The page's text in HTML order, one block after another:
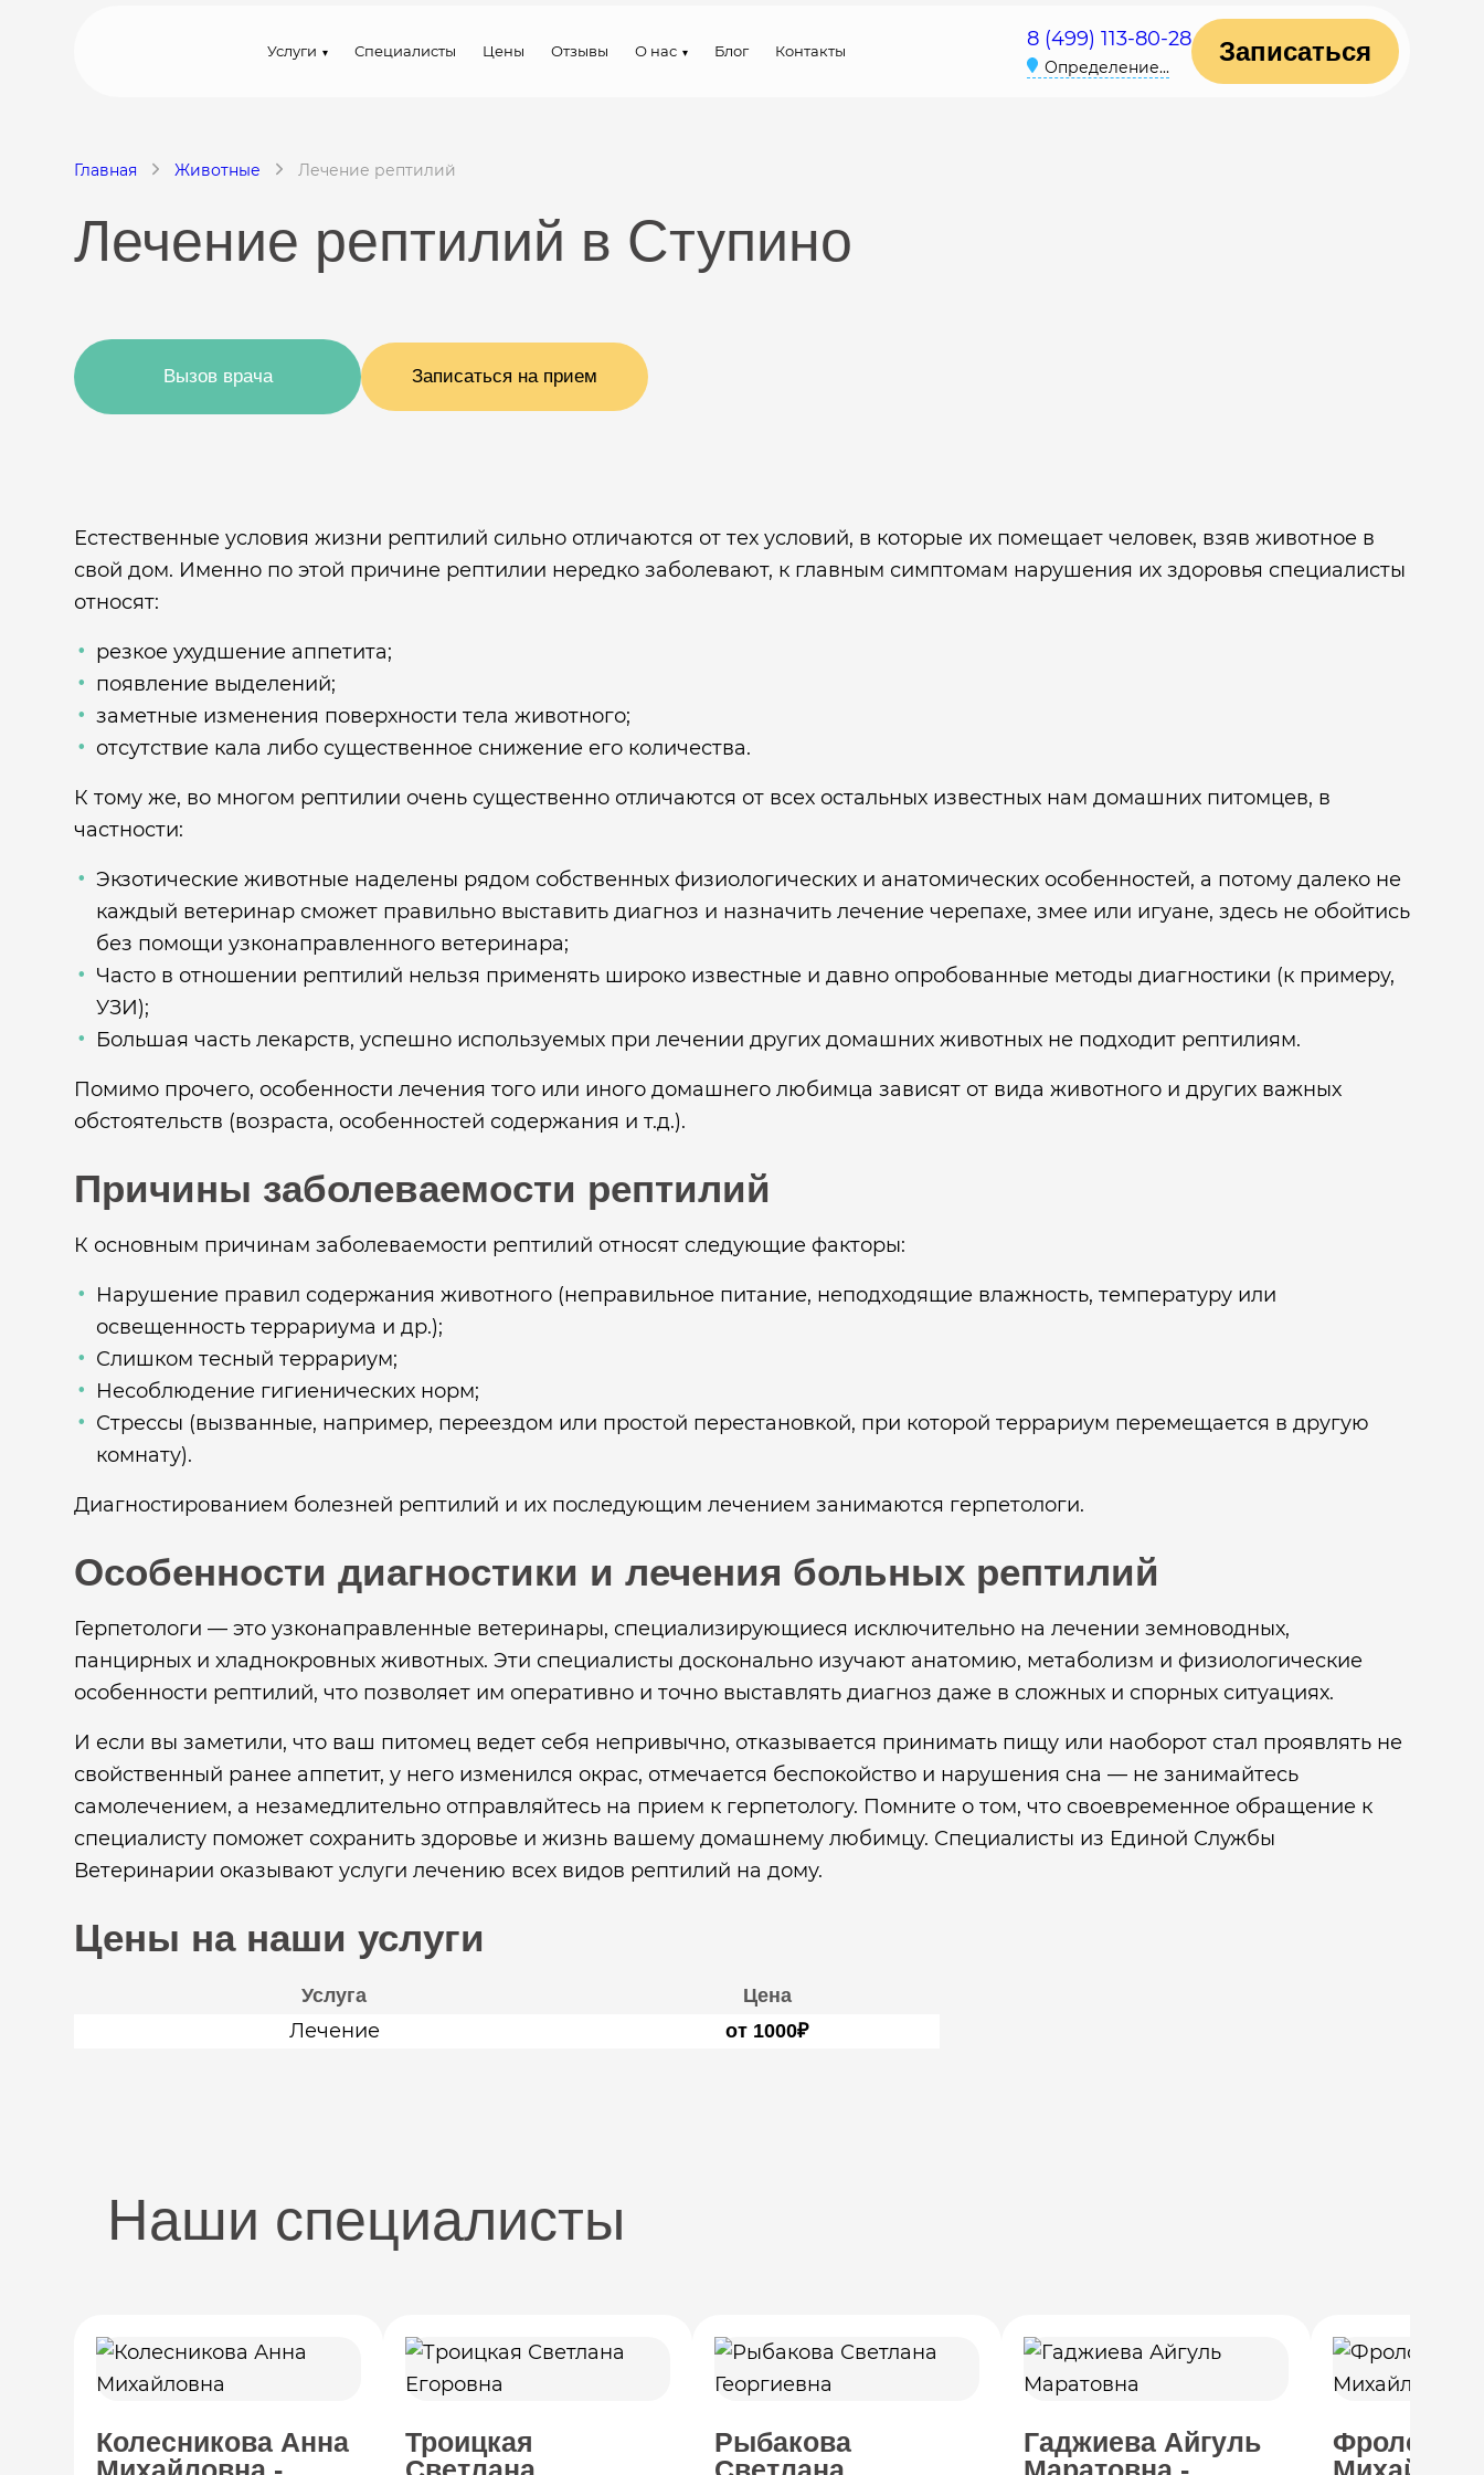
Услуги Специалисты Цены Отзывы О нас Блог Контакты
8 (499) 113-80-28
Определение...
Записаться
Главная Животные Лечение рептилий
Лечение рептилий в Ступино
Вызов врача Записаться на прием
Естественные условия жизни рептилий сильно отличаются от тех условий, в которые их помещает человек, взяв животное в
свой дом. Именно по этой причине рептилии нередко заболевают, к главным симптомам нарушения их здоровья специалисты
относят:
резкое ухудшение аппетита;
появление выделений;
заметные изменения поверхности тела животного;
отсутствие кала либо существенное снижение его количества.
К тому же, во многом рептилии очень существенно отличаются от всех остальных известных нам домашних питомцев, в
частности:
Экзотические животные наделены рядом собственных физиологических и анатомических особенностей, а потому далеко не
каждый ветеринар сможет правильно выставить диагноз и назначить лечение черепахе, змее или игуане, здесь не обойтись
без помощи узконаправленного ветеринара;
Часто в отношении рептилий нельзя применять широко известные и давно опробованные методы диагностики (к примеру,
УЗИ);
Большая часть лекарств, успешно используемых при лечении других домашних животных не подходит рептилиям.
Помимо прочего, особенности лечения того или иного домашнего любимца зависят от вида животного и других важных
обстоятельств (возраста, особенностей содержания и т.д.).
Причины заболеваемости рептилий
К основным причинам заболеваемости рептилий относят следующие факторы:
Нарушение правил содержания животного (неправильное питание, неподходящие влажность, температуру или
освещенность террариума и др.);
Слишком тесный террариум;
Несоблюдение гигиенических норм;
Стрессы (вызванные, например, переездом или простой перестановкой, при которой террариум перемещается в другую
комнату).
Диагностированием болезней рептилий и их последующим лечением занимаются герпетологи.
Особенности диагностики и лечения больных рептилий
Герпетологи — это узконаправленные ветеринары, специализирующиеся исключительно на лечении земноводных,
панцирных и хладнокровных животных. Эти специалисты досконально изучают анатомию, метаболизм и физиологические
особенности рептилий, что позволяет им оперативно и точно выставлять диагноз даже в сложных и спорных ситуациях.
И если вы заметили, что ваш питомец ведет себя непривычно, отказывается принимать пищу или наоборот стал проявлять не
свойственный ранее аппетит, у него изменился окрас, отмечается беспокойство и нарушения сна — не занимайтесь
самолечением, а незамедлительно отправляйтесь на прием к герпетологу. Помните о том, что своевременное обращение к
специалисту поможет сохранить здоровье и жизнь вашему домашнему любимцу. Специалисты из Единой Службы
Ветеринарии оказывают услуги лечению всех видов рептилий на дому.
Цены на наши услуги
Услуга Цена
Лечение от 1000₽
Наши специалисты
Колесникова Анна
Троицкая
Рыбакова
Гаджиева Айгуль
Фролов